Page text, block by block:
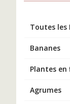
Toutes les
Bananes
Plantes en
Agrumes